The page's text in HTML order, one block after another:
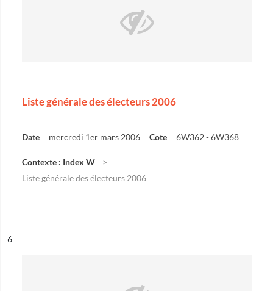
Liste générale des électeurs 2006
Date mercredi 1er mars 2006 Cote 6W362 - 6W368
Contexte : Index W
Liste générale des électeurs 2006
n°
6